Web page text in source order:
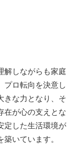
解しながらも家庭
プロ転向を決意し
きな力となり、そ
在が心の支えとな
定した生活環境が
いています。